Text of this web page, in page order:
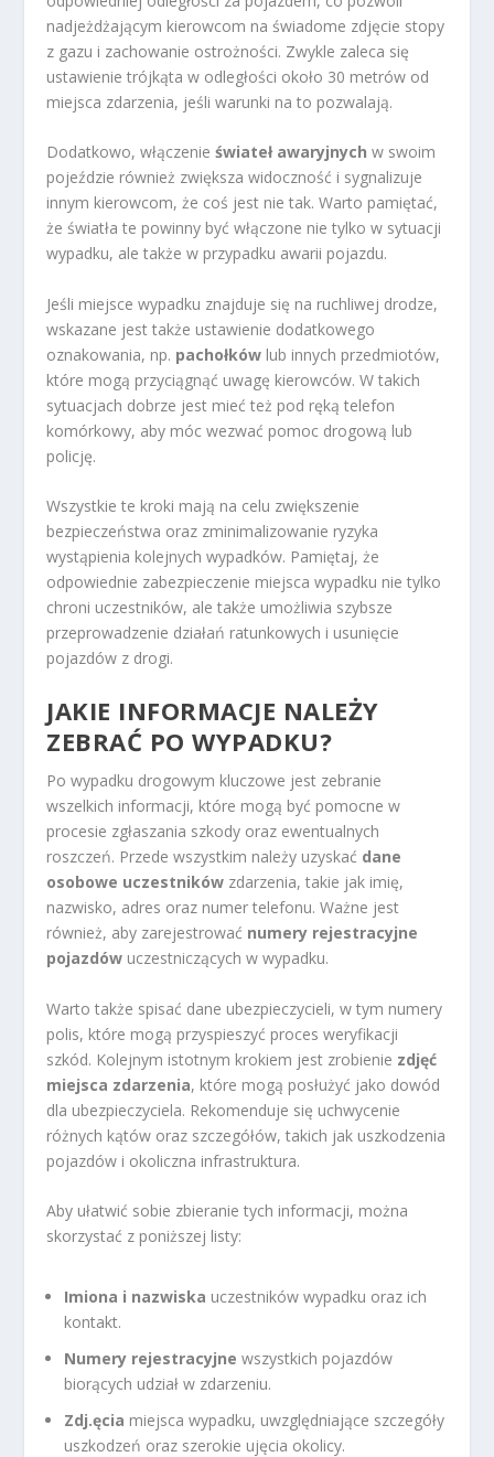
nadjeżdżającym kierowcom na świadome zdjęcie stopy
z gazu i zachowanie ostrożności. Zwykle zaleca się
ustawienie trójkąta w odległości około 30 metrów od
miejsca zdarzenia, jeśli warunki na to pozwalają.
Dodatkowo, włączenieświateł awaryjnych w swoim
pojeździe również zwiększa widoczność i sygnalizuje
innym kierowcom, że coś jest nie tak. Warto pamiętać,
że światła te powinny być włączone nie tylko w sytuacji
wypadku, ale także w przypadku awarii pojazdu.
Jeśli miejsce wypadku znajduje się na ruchliwej drodze,
wskazane jest także ustawienie dodatkowego
oznakowania, np. pachołków lub innych przedmiotów,
które mogą przyciągnąć uwagę kierowców. W takich
sytuacjach dobrze jest mieć też pod ręką telefon
komórkowy, aby móc wezwać pomoc drogową lub
policję.
Wszystkie te kroki mają na celu zwiększenie
bezpieczeństwa oraz zminimalizowanie ryzyka
wystąpienia kolejnych wypadków. Pamiętaj, że
odpowiednie zabezpieczenie miejsca wypadku nie tylko
chroni uczestników, ale także umożliwia szybsze
przeprowadzenie działań ratunkowych i usunięcie
pojazdów z drogi.
JAKIE INFORMACJE NALEŻY
ZEBRAĆ PO WYPADKU?
Po wypadku drogowym kluczowe jest zebranie
wszelkich informacji, które mogą być pomocne w
procesie zgłaszania szkody oraz ewentualnych
roszczeń. Przede wszystkim należy uzyskać dane
osobowe uczestników zdarzenia, takie jak imię,
nazwisko, adres oraz numer telefonu. Ważne jest
również, aby zarejestrować numery rejestracyjne
pojazdów uczestniczących w wypadku.
Warto także spisać dane ubezpieczycieli, w tym numery
polis, które mogą przyspieszyć proces weryfikacji
szkód. Kolejnym istotnym krokiem jest zrobienie zdjęć
miejsca zdarzenia, które mogą posłużyć jako dowód
dla ubezpieczyciela. Rekomenduje się uchwycenie
różnych kątów oraz szczegółów, takich jak uszkodzenia
pojazdów i okoliczna infrastruktura.
Aby ułatwić sobie zbieranie tych informacji, można
skorzystać z poniższej listy:
Imiona i nazwiska uczestników wypadku oraz ich
kontakt.
Numery rejestracyjne wszystkich pojazdów
biorących udział w zdarzeniu.
Zdj.ęcia miejsca wypadku, uwzględniające szczegóły
uszkodzeń oraz szerokie ujęcia okolicy.